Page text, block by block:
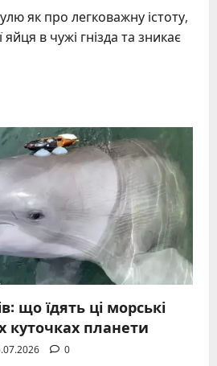
як про легковажну істоту,
яйця в чужі гнізда та зникає
що їдять ці морські
куточках планети
0